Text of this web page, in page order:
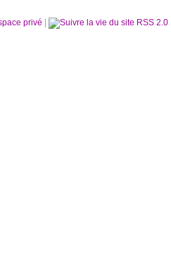
privé RSS 2.0